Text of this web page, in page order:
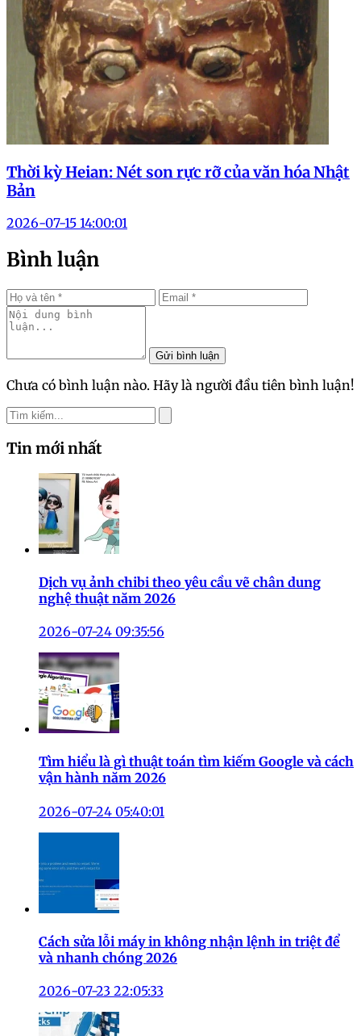
Thời kỳ Heian: Nét son rực rỡ của văn hóa Nhật
Bản
2026-07-15 14:00:01
Bình luận
Gửi bình luận
Chưa có bình luận nào. Hãy là người đầu tiên bình luận!
Tin mới nhất
Dịch vụ ảnh chibi theo yêu cầu vẽ chân dung
nghệ thuật năm 2026
2026-07-24 09:35:56
Tìm hiểu là gì thuật toán tìm kiếm Google và cách
vận hành năm 2026
2026-07-24 05:40:01
Cách sửa lỗi máy in không nhận lệnh in triệt để
và nhanh chóng 2026
2026-07-23 22:05:33